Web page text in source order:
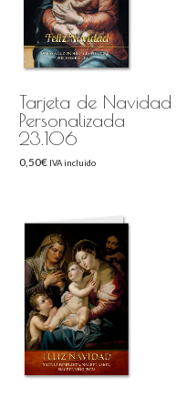
Tarjeta de Navidad
Personalizada
23.106
0,50€ IVA incluido